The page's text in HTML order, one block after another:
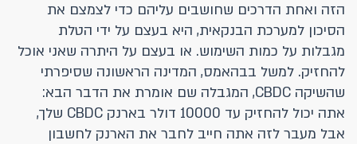
הזה ואחת הדרכים שחושבים עליהם כדי לצמצם את
הסיכון למערכת הבנקאית, היא בעצם על ידי הטלת
מגבלות על כמות השימוש. או בעצם על היתרה שאני אוכל
להחזיק. למשל בבהאמס, המדינה הראשונה שסיפרתי
שהשיקה CBDC, המגבלה שם אומרת את הדבר הבא:
אתה יכול להחזיק עד 10000 דולר בארנק CBDC שלך,
אבל מעבר לזה אתה חייב לחבר את הארנק לחשבון